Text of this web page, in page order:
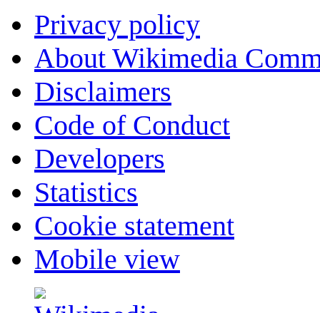
Privacy policy
About Wikimedia
Disclaimers
Code of Conduct
Developers
Statistics
Cookie statement
Mobile view